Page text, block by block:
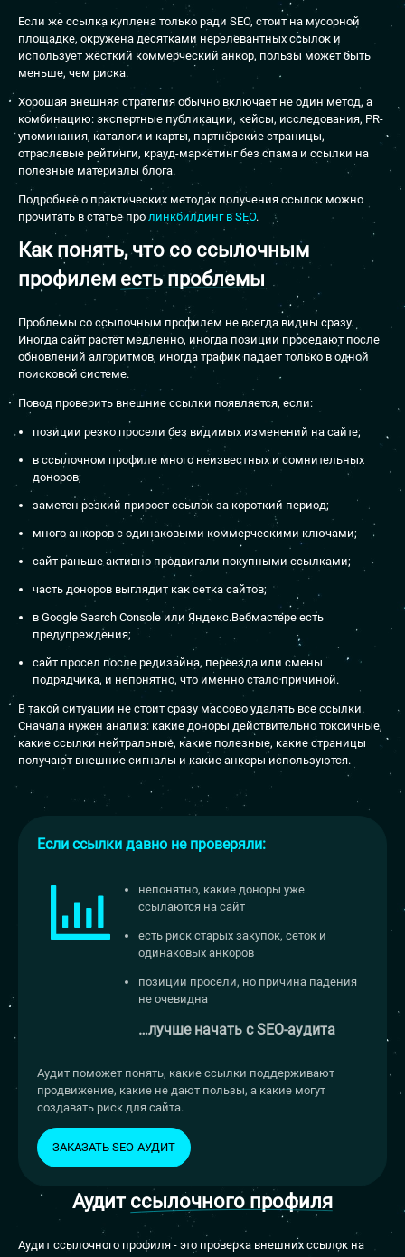
Если же ссылка куплена только ради SEO, стоит на мусорной
площадке, окружена десятками нерелевантных ссылок и
использует жёсткий коммерческий анкор, пользы может быть
меньше, чем риска.
Хорошая внешняя стратегия обычно включает не один метод, а
комбинацию: экспертные публикации, кейсы, исследования, PR-
упоминания, каталоги и карты, партнёрские страницы,
отраслевые рейтинги, крауд-маркетинг без спама и ссылки на
полезные материалы блога.
Подробнее о практических методах получения ссылок можно
прочитать в статье про линкбилдинг в SEO.
Как понять, что со ссылочным
профилем есть проблемы
Проблемы со ссылочным профилем не всегда видны сразу.
Иногда сайт растёт медленно, иногда позиции проседают после
обновлений алгоритмов, иногда трафик падает только в одной
поисковой системе.
Повод проверить внешние ссылки появляется, если:
позиции резко просели без видимых изменений на сайте;
в ссылочном профиле много неизвестных и сомнительных
доноров;
заметен резкий прирост ссылок за короткий период;
много анкоров с одинаковыми коммерческими ключами;
сайт раньше активно продвигали покупными ссылками;
часть доноров выглядит как сетка сайтов;
в Google Search Console или Яндекс.Вебмастере есть
предупреждения;
сайт просел после редизайна, переезда или смены
подрядчика, и непонятно, что именно стало причиной.
В такой ситуации не стоит сразу массово удалять все ссылки.
Сначала нужен анализ: какие доноры действительно токсичные,
какие ссылки нейтральные, какие полезные, какие страницы
получают внешние сигналы и какие анкоры используются.
Если ссылки давно не проверяли:
непонятно, какие доноры уже
ссылаются на сайт
есть риск старых закупок, сеток и
одинаковых анкоров
позиции просели, но причина падения
не очевидна
…лучше начать сSEO-аудита
Аудит поможет понять, какие ссылки поддерживают
продвижение, какие не дают пользы, а какие могут
создавать риск для сайта.
ЗАКАЗАТЬ SEO-АУДИТ
Аудит ссылочного профиля
Аудит ссылочного профиля - это проверка внешних ссылок на